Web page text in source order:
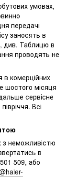
умовах,
передачі
заносять в
див. Таблицю в
проводять не
в комерційних
шостого місяця
сервісне
Всі
з неможливістю
в
509, або